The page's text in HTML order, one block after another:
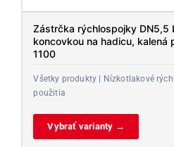
Zástrčka rýchlospojky DN5,5
koncovkou na hadicu, kalená
1100
Všetky produkty | Nízkotlakové
použitia
Vybrať varianty →